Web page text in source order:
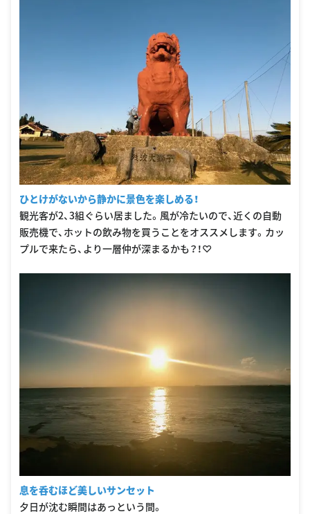
ひとけがないから静かに景色を楽しめる！
観光客が2、3組ぐらい居ました。風が冷たいので、近くの自動
販売機で、ホットの飲み物を買うことをオススメします。カッ
プルで来たら、より一層仲が深まるかも？！♡
息を呑むほど美しいサンセット
夕日が沈む瞬間はあっという間。